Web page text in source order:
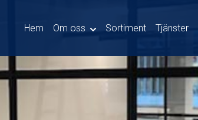
Hem
Om oss Sortiment Tjänster